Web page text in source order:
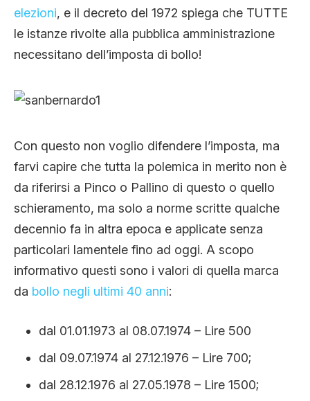
elezioni, e il decreto del 1972 spiega che TUTTE
le istanze rivolte alla pubblica amministrazione
necessitano dell’imposta di bollo!
Con questo non voglio difendere l’imposta, ma
farvi capire che tutta la polemica in merito non è
da riferirsi a Pinco o Pallino di questo o quello
schieramento, ma solo a norme scritte qualche
decennio fa in altra epoca e applicate senza
particolari lamentele fino ad oggi. A scopo
informativo questi sono i valori di quella marca
da bollo negli ultimi 40 anni:
dal 01.01.1973 al 08.07.1974 – Lire 500
dal 09.07.1974 al 27.12.1976 – Lire 700;
dal 28.12.1976 al 27.05.1978 – Lire 1500;